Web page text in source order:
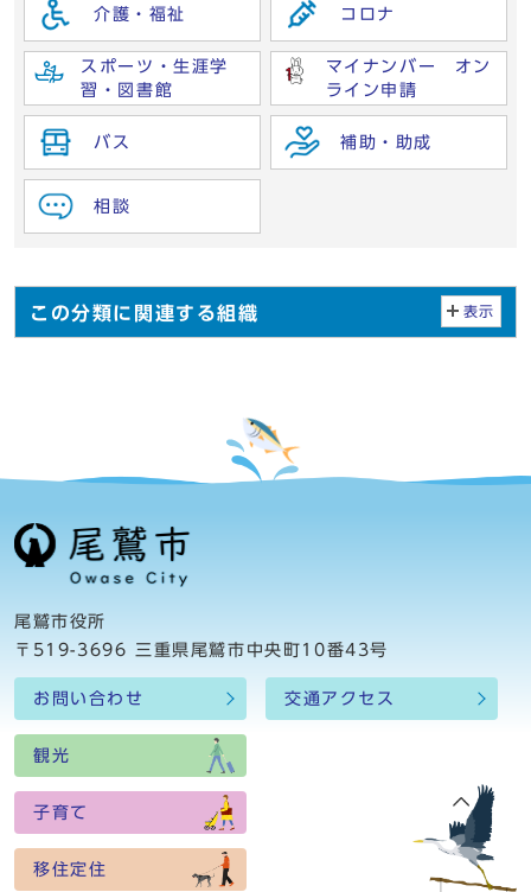
介護・福祉 コロナ
スポーツ・生涯学
習・図書館
マイナンバー オン
ライン申請
バス 補助・助成
相談
この分類に関連する組織 表示
尾鷲市役所
〒519-3696 三重県尾鷲市中央町10番43号
お問い合わせ 交通アクセス
観光
子育て
移住定住